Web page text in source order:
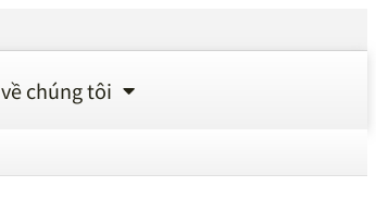
về chúng tôi